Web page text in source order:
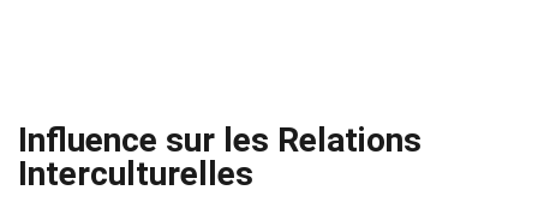
Influence sur les Relations
Interculturelles